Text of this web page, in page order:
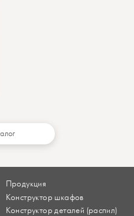
Продукция
Конструктор шкафов
Конструктор деталей (распил)